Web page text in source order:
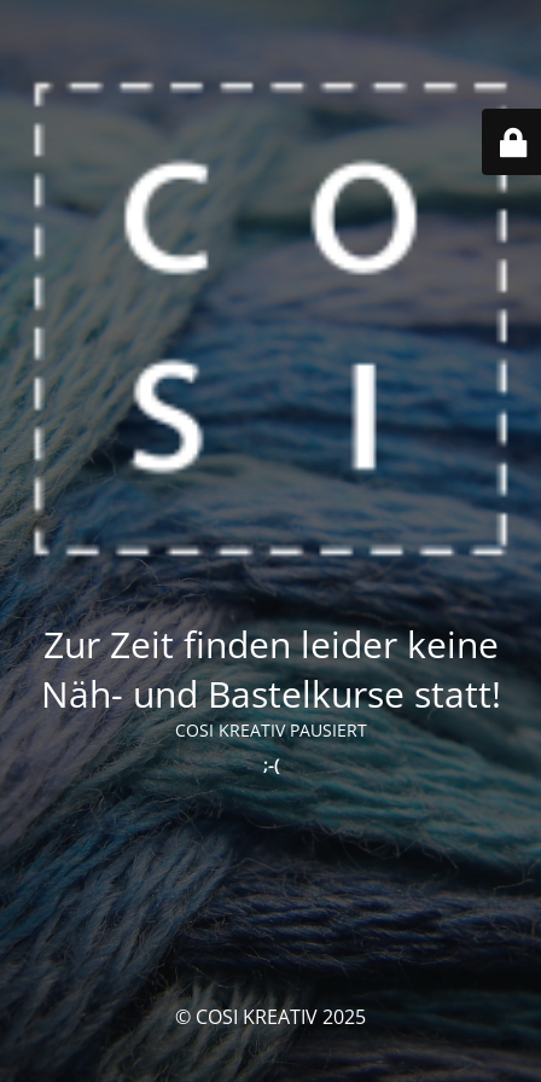
Zur Zeit finden leider keine
Näh- und Bastelkurse statt!
COSI KREATIV PAUSIERT
;-(
© COSI KREATIV 2025